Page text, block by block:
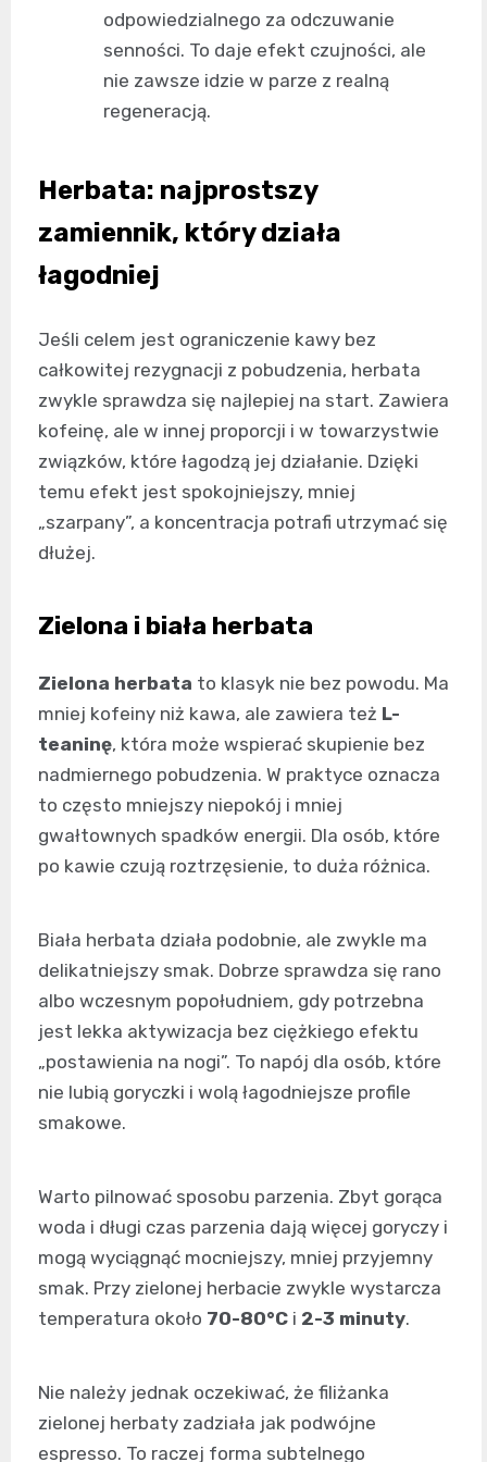
odpowiedzialnego za odczuwanie
senności. To daje efekt czujności, ale
nie zawsze idzie w parze z realną
regeneracją.
Herbata: najprostszy
zamiennik, który działa
łagodniej
Jeśli celem jest ograniczenie kawy bez
całkowitej rezygnacji z pobudzenia, herbata
zwykle sprawdza się najlepiej na start. Zawiera
kofeinę, ale w innej proporcji i w towarzystwie
związków, które łagodzą jej działanie. Dzięki
temu efekt jest spokojniejszy, mniej
„szarpany”, a koncentracja potrafi utrzymać się
dłużej.
Zielona i biała herbata
Zielona herbata to klasyk nie bez powodu. Ma
mniej kofeiny niż kawa, ale zawiera też L-
teaninę, która może wspierać skupienie bez
nadmiernego pobudzenia. W praktyce oznacza
to często mniejszy niepokój i mniej
gwałtownych spadków energii. Dla osób, które
po kawie czują roztrzęsienie, to duża różnica.
Biała herbata działa podobnie, ale zwykle ma
delikatniejszy smak. Dobrze sprawdza się rano
albo wczesnym popołudniem, gdy potrzebna
jest lekka aktywizacja bez ciężkiego efektu
„postawienia na nogi”. To napój dla osób, które
nie lubią goryczki i wolą łagodniejsze profile
smakowe.
Warto pilnować sposobu parzenia. Zbyt gorąca
woda i długi czas parzenia dają więcej goryczy i
mogą wyciągnąć mocniejszy, mniej przyjemny
smak. Przy zielonej herbacie zwykle wystarcza
temperatura około 70-80°C i 2-3 minuty.
Nie należy jednak oczekiwać, że filiżanka
zielonej herbaty zadziała jak podwójne
espresso. To raczej forma subtelnego